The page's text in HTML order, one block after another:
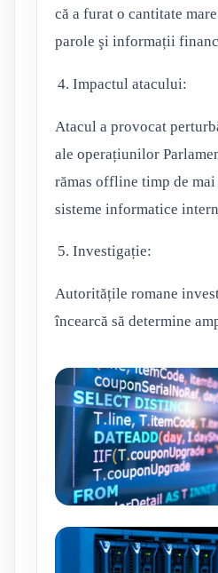
că a furat o cantitate
parole şi informații
Impactul atacului:
Atacul a provocat
ale operațiunilor
rămas offline timp de
sisteme informatice
Investigație:
Autoritățile romane
încearcă să determine